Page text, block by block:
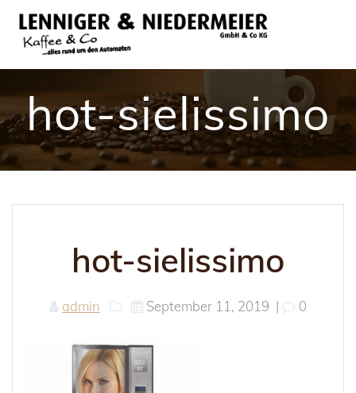
Skip
to
hot-sielissimo
hot-sielissimo
admin September 11, 2019 | 0